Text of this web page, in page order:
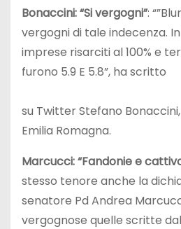
Bonaccini: “Si vergogni”:
vergogni di tale indecenza.
imprese risarciti al 100% e
furono 5.9 E 5.8”, ha scritto
su Twitter Stefano
Emilia Romagna.
Marcucci: “Fandonie e
stesso tenore anche la
senatore Pd Andrea
vergognose quelle scritte